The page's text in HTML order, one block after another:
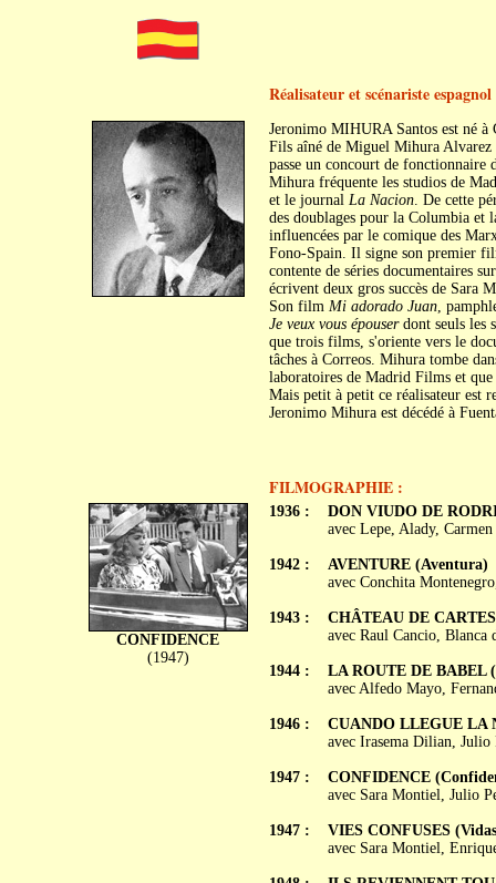
Réalisateur et scénariste espagnol
Jeronimo MIHURA Santos est né
Fils aîné de Miguel Mihura Alvarez
passe un concourt de fonctionnaire
Mihura fréquente les studios de
et le journal La Nacion. De cette
des doublages pour la Columbia et
influencées par le comique des
Fono-Spain. Il signe son premier
contente de séries documentaires
écrivent deux gros succès de Sara
Son film Mi adorado Juan,
Je veux vous épouserdont seuls les
que trois films, s'oriente vers le
tâches à Correos. Mihura tombe
laboratoires de Madrid Films et
Mais petit à petit ce réalisateur est
Jeronimo Mihura est décédé à
FILMOGRAPHIE :
CONFIDENCE
(1947)
1936 :
1942 :
1943 :
1944 :
1946 :
1947 :
1947 :
DON VIUDO DE
avec Lepe, Alady,
AVENTURE (Aventura)
avec Conchita
CHÂTEAU DE
avec Raul Cancio, Blanca
LA ROUTE DE BABEL
avec Alfedo Mayo,
CUANDO LLEGUE LA
avec Irasema Dilian, Julio
CONFIDENCE
avec Sara Montiel, Julio
VIES CONFUSES
avec Sara Montiel,